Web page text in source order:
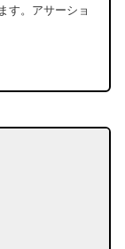
す。アサーショ